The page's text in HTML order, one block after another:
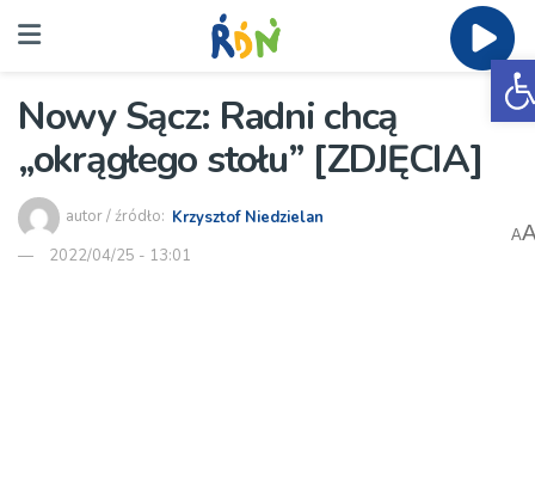
Nowy Sącz: Radni chcą
„okrągłego stołu” [ZDJĘCIA]
autor / źródło: Krzysztof Niedzielan
2022/04/25 - 13:01
A